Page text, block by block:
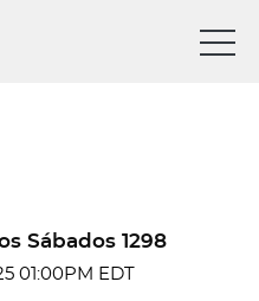
Sábados 1298
01:00PM EDT